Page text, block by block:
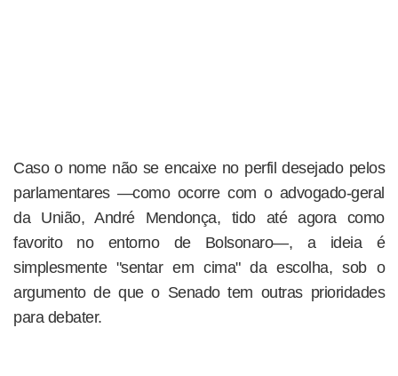
Caso o nome não se encaixe no perfil desejado pelos
parlamentares —como ocorre com o advogado-geral
da União, André Mendonça, tido até agora como
favorito no entorno de Bolsonaro—, a ideia é
simplesmente "sentar em cima" da escolha, sob o
argumento de que o Senado tem outras prioridades
para debater.